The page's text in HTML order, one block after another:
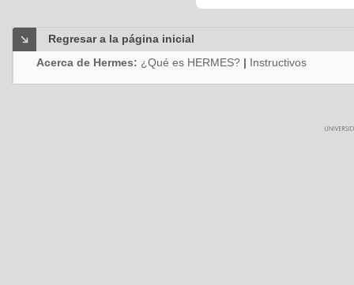
Regresar a la página inicial
Acerca de Hermes: ¿Qué es HERMES? | Instructivos